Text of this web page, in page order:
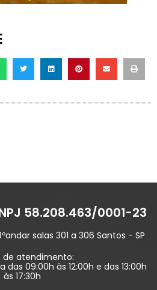
58.208.463/0001-23
salas 301 a 306 Santos - SP
de atendimento:
09:00h às 12:00h e das 13:00h
às 17:30h